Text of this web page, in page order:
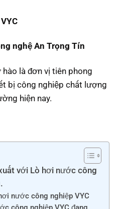
nghệ An Trọng Tín
là đơn vị tiên phong
bị công nghiệp chất lượng
hiện nay.
với Lò hơi nước công
nước công nghiệp VYC